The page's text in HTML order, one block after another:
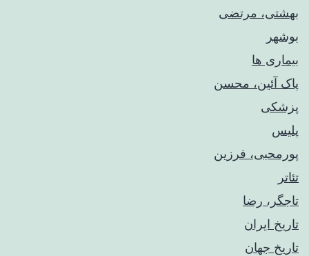
بهشتی، مرتضی
بوشهر
بیماری ها
پاک آئین، محسن
پزشکی
پلیس
پورمحبی، فرزین
تئاتر
تاجگر، رضا
تاریخ ایران
تاریخ جهان